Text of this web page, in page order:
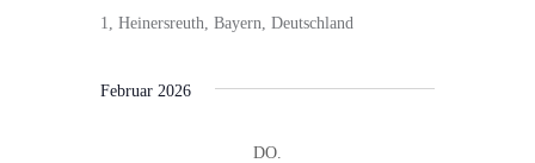
1, Heinersreuth, Bayern, Deutschland
Februar 2026
DO.